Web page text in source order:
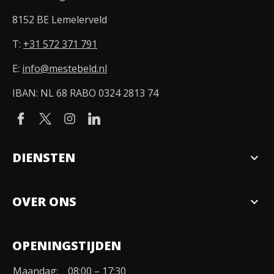
8152 BE Lemelerveld
T: +31 572 371 791
E: info@mestebeld.nl
IBAN: NL 68 RABO 0324 2813 74
DIENSTEN expand_more
OVER ONS expand_more
Organisatie
OPENINGSTIJDEN
Maandag: 08:00 – 17:30